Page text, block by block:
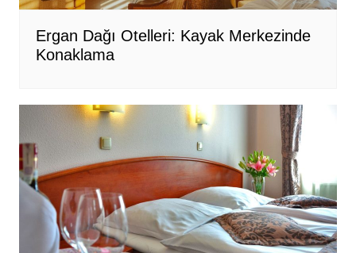
Ergan Dağı Otelleri: Kayak Merkezinde
Konaklama